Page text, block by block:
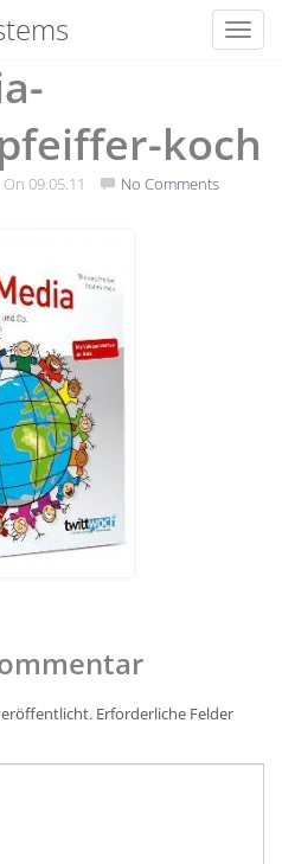
koch
On 09.05.11 No Comments
Erforderliche Felder